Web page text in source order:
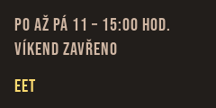
Po až Pá 11 – 15:00 hod.
Víkend zavřeno
EET